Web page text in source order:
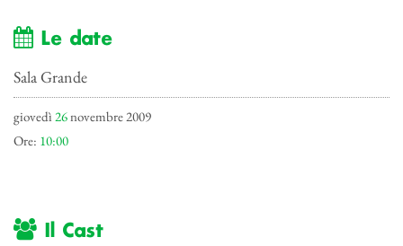
Le date
Sala Grande
giovedì 26novembre 2009
Ore: 10:00
Il Cast